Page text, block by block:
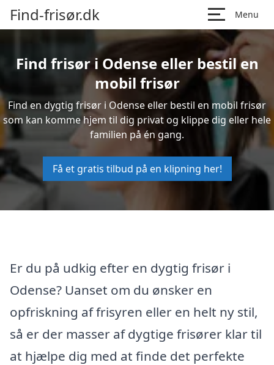
Find-frisør.dk Menu
Find frisør i Odense eller bestil en
mobil frisør
Find en dygtig frisør i Odense eller bestil en mobil frisør
som kan komme hjem til dig privat og klippe dig eller hele
familien på én gang.
Få et gratis tilbud på en klipning her!
Er du på udkig efter en dygtig frisør i
Odense? Uanset om du ønsker en
opfriskning af frisyren eller en helt ny stil,
så er der masser af dygtige frisører klar til
at hjælpe dig med at finde det perfekte